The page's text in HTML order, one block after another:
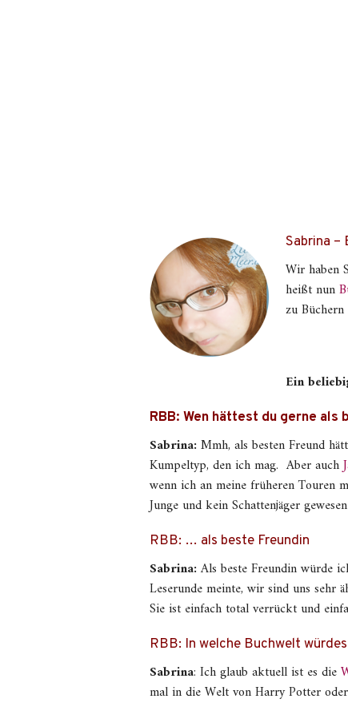
Sabrina –
Wir haben
heißt nun
zu
Ein
RBB: Wen hättest du gerne
Sabrina: Mmh, als besten Freund
Kumpeltyp, den ich mag. Aber auch
wenn ich an meine früheren Touren
Junge und kein Schattenjäger
RBB: … als beste Freundin
Sabrina: Als beste Freundin würde
Leserunde meinte, wir sind uns sehr
Sie ist einfach total verrückt und
RBB: In welche Buchwelt
Sabrina: Ich glaub aktuell ist es die
mal in die Welt von Harry Potter